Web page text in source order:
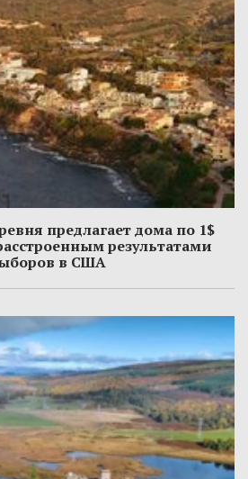
предлагает дома по 1$
результатами
в США